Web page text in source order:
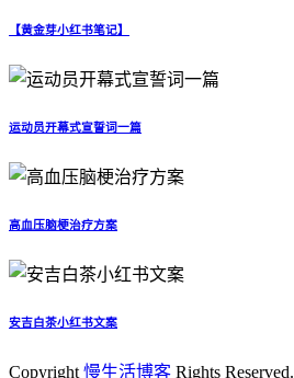
【黄金芽小红书笔记】
运动员开幕式宣誓词一篇
高血压脑梗治疗方案
安吉白茶小红书文案
Copyright 慢生活博客 Rights Reserved.